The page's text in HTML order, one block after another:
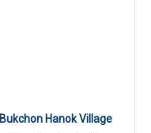
Bukchon Hanok Village